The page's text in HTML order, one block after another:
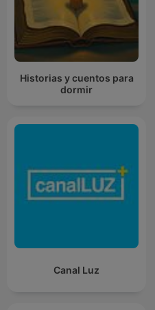
Historias y cuentos para
dormir
Canal Luz